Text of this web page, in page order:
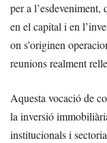
per a
en el capital i en
on s’originen
reunions realment
Aquesta vocació de
la inversió
institucionals i